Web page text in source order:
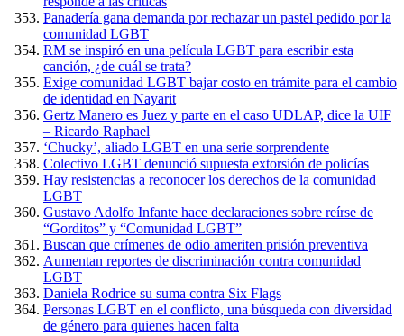
Panadería gana demanda por rechazar un pastel pedido por la
comunidad LGBT
RM se inspiró en una película LGBT para escribir esta
canción, ¿de cuál se trata?
Exige comunidad LGBT bajar costo en trámite para el cambio
de identidad en Nayarit
Gertz Manero es Juez y parte en el caso UDLAP, dice la UIF
– Ricardo Raphael
‘Chucky’, aliado LGBT en una serie sorprendente
Colectivo LGBT denunció supuesta extorsión de policías
Hay resistencias a reconocer los derechos de la comunidad
LGBT
Gustavo Adolfo Infante hace declaraciones sobre reírse de
“Gorditos” y “Comunidad LGBT”
Buscan que crímenes de odio ameriten prisión preventiva
Aumentan reportes de discriminación contra comunidad
LGBT
Daniela Rodrice su suma contra Six Flags
Personas LGBT en el conflicto, una búsqueda con diversidad
de género para quienes hacen falta